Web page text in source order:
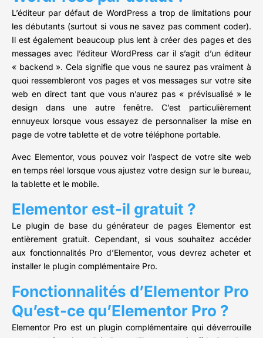
L’éditeur par défaut de WordPress a trop de limitations pour
les débutants (surtout si vous ne savez pas comment coder).
Il est également beaucoup plus lent à créer des pages et des
messages avec l’éditeur WordPress car il s’agit d’un éditeur
« backend ». Cela signifie que vous ne saurez pas vraiment à
quoi ressembleront vos pages et vos messages sur votre site
web en direct tant que vous n’aurez pas « prévisualisé » le
design dans une autre fenêtre. C’est particulièrement
ennuyeux lorsque vous essayez de personnaliser la mise en
page de votre tablette et de votre téléphone portable.
Avec Elementor, vous pouvez voir l’aspect de votre site web
en temps réel lorsque vous ajustez votre design sur le bureau,
la tablette et le mobile.
Elementor est-il gratuit ?
Le plugin de base du générateur de pages Elementor est
entièrement gratuit. Cependant, si vous souhaitez accéder
aux fonctionnalités Pro d’Elementor, vous devrez acheter et
installer le plugin complémentaire Pro.
Fonctionnalités d’Elementor Pro
Qu’est-ce qu’Elementor Pro ?
Elementor Pro est un plugin complémentaire qui déverrouille